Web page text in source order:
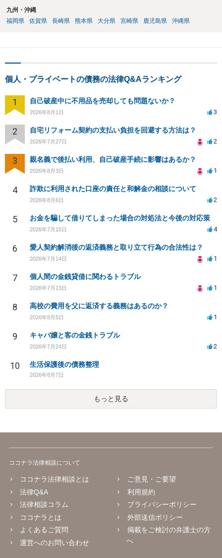
九州・沖縄
福岡県
佐賀県 長崎県 熊本県 大分県 宮崎県 鹿児島県 沖縄県
個人・プライベートの債務の法律Q&Aランキング
1 自己破産中に不用品を売却しても問題ないか？
2026年8月1日 3
2 自宅リフォーム契約の支払い負担を回避する方法は？
2026年7月27日 2
3 親名義で後払い利用、自己破産手続に影響はあるか？
2026年8月3日 1
4 詐欺に利用された口座の責任と和解金の相談について
2026年8月6日 2
5 お金を騙して借りてしまった場合の対処法と今後の対応策
2026年7月15日 4
6 愛人契約解消後の返済義務と取り立て行為の合法性は？
2026年7月14日 1
7 個人間の金銭貸借に関わるトラブル
2026年7月13日 1
8 高校の費用を父に返済する義務はあるのか？
2026年8月5日 1
9 キャバ嬢と客の金銭トラブル
2026年7月24日 2
10 生活保護後の債務整理
2026年8月7日
もっと見る
ココナラ法律相談について
ココナラ法律相談とは
法律Q&A
法律相談コラム
ココナラとは
よくあるご質問
運営へのお問い合わせ
ご意見・ご要望
利用規約
プライバシーポリシー
外部送信ポリシー
掲載をご検討の弁護士の方
へ